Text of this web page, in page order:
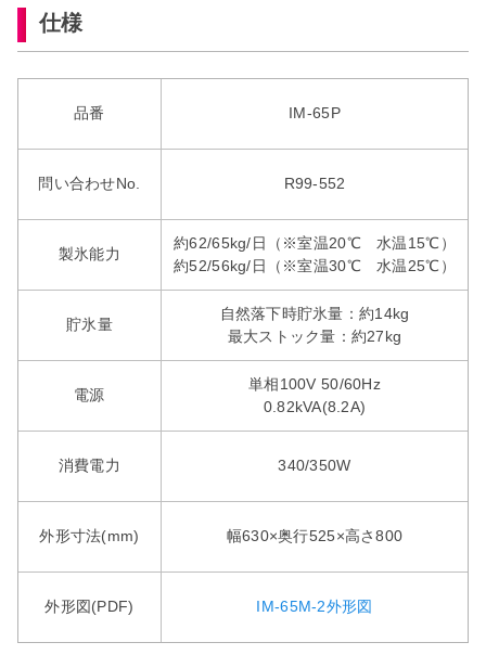
仕様
品番 IM-65P
問い合わせNo. R99-552
製氷能力
約62/65kg/日（※室温20℃ 水温15℃）
約52/56kg/日（※室温30℃ 水温25℃）
貯氷量
自然落下時貯氷量：約14kg
最大ストック量：約27kg
電源
単相100V 50/60Hz
0.82kVA(8.2A)
消費電力 340/350W
外形寸法(mm) 幅630×奥行525×高さ800
外形図(PDF) IM-65M-2外形図